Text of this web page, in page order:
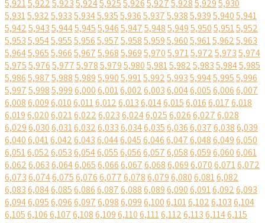
5,9215,9225,9235,9245,9255,9265,9275,9285,9295,930
5,9315,9325,9335,9345,9355,9365,9375,9385,9395,9405,941
5,9425,9435,9445,9455,9465,9475,9485,9495,9505,9515,952
5,9535,9545,9555,9565,9575,9585,9595,9605,9615,9625,963
5,9645,9655,9665,9675,9685,9695,9705,9715,9725,9735,974
5,9755,9765,9775,9785,9795,9805,9815,9825,9835,9845,985
5,9865,9875,9885,9895,9905,9915,9925,9935,9945,9955,996
5,9975,9985,9996,0006,0016,0026,0036,0046,0056,0066,007
6,0086,0096,0106,0116,0126,0136,0146,0156,0166,0176,018
6,0196,0206,0216,0226,0236,0246,0256,0266,0276,028
6,0296,0306,0316,0326,0336,0346,0356,0366,0376,0386,039
6,0406,0416,0426,0436,0446,0456,0466,0476,0486,0496,050
6,0516,0526,0536,0546,0556,0566,0576,0586,0596,0606,061
6,0626,0636,0646,0656,0666,0676,0686,0696,0706,0716,072
6,0736,0746,0756,0766,0776,0786,0796,0806,0816,082
6,0836,0846,0856,0866,0876,0886,0896,0906,0916,0926,093
6,0946,0956,0966,0976,0986,0996,1006,1016,1026,1036,104
6,1056,1066,1076,1086,1096,1106,1116,1126,1136,1146,115